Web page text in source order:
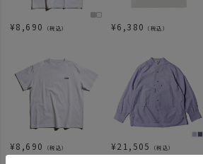
¥8,690 （税込） ¥6,380 （税込）
¥8,690 （税込） ¥21,505 （税込）